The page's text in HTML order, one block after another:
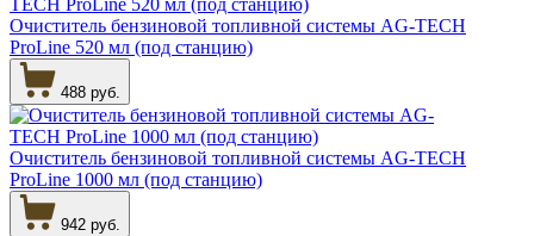
Очиститель бензиновой топливной системы AG-TECH
ProLine 520 мл (под станцию)
488 руб.
Очиститель бензиновой топливной системы AG-TECH
ProLine 1000 мл (под станцию)
942 руб.